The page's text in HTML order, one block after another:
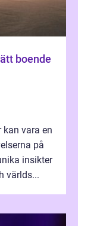
vara en
på
insikter
världs...